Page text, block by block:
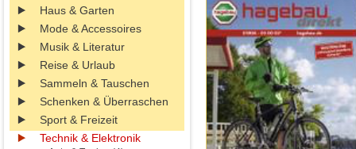
Haus & Garten
Mode & Accessoires
Musik & Literatur
Reise & Urlaub
Sammeln & Tauschen
Schenken & Überraschen
Sport & Freizeit
Technik & Elektronik